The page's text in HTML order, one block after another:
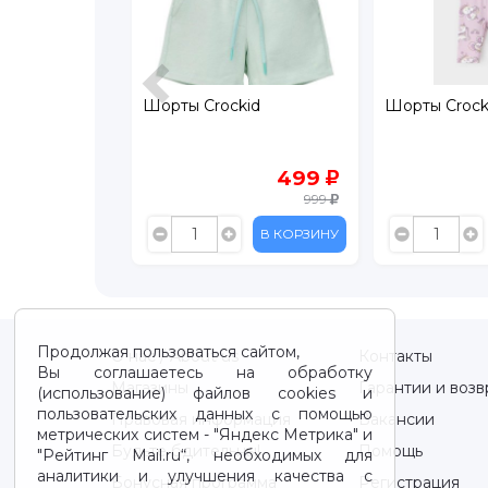
Шорты Crockid
449
899
В КОРЗИНУ
Продолжая пользоваться сайтом,
Вы соглашаетесь на обработку
(использование) файлов cookies и
пользовательских данных с помощью
метрических систем - "Яндекс Метрика" и
"Рейтинг Mail.ru“, необходимых для
аналитики и улучшения качества с
О нас / About us
Контакты
Магазины
Гарантии и
Правовая информация
Вакансии
Будьте бдительны!
Помощь
Бонусная программа
Регистрация